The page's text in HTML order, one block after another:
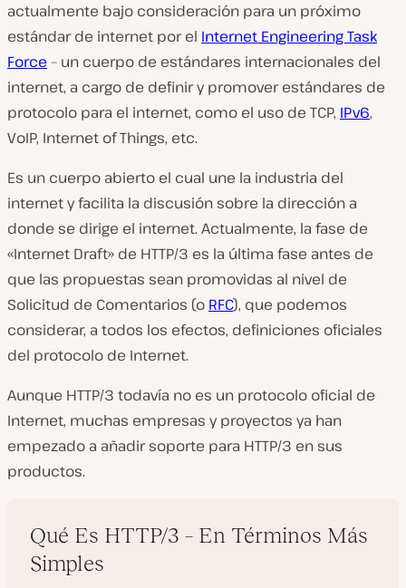
actualmente bajo consideración para un próximo
estándar de internet por el Internet Engineering Task
Force – un cuerpo de estándares internacionales del
internet, a cargo de definir y promover estándares de
protocolo para el internet, como el uso de TCP, IPv6,
VoIP, Internet of Things, etc.
Es un cuerpo abierto el cual une la industria del
internet y facilita la discusión sobre la dirección a
donde se dirige el internet. Actualmente, la fase de
«Internet Draft» de HTTP/3 es la última fase antes de
que las propuestas sean promovidas al nivel de
Solicitud de Comentarios (o RFC), que podemos
considerar, a todos los efectos, definiciones oficiales
del protocolo de Internet.
Aunque HTTP/3 todavía no es un protocolo oficial de
Internet, muchas empresas y proyectos ya han
empezado a añadir soporte para HTTP/3 en sus
productos.
Qué Es HTTP/3 – En Términos Más
Simples